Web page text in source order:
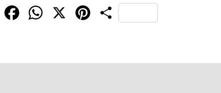
FacebookWhatsApp PinterestCompartir